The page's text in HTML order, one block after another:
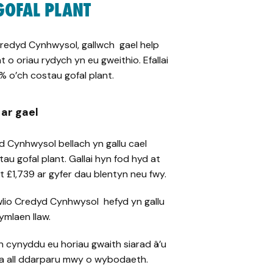
PLANT
Cynhwysol, gallwch gael help
oriau rydych yn eu gweithio. Efallai
o’ch costau gofal plant.
gael
Cynhwysol bellach yn gallu cael
gofal plant. Gallai hyn fod hyd at
£1,739 ar gyfer dau blentyn neu fwy.
Credyd Cynhwysol hefyd yn gallu
llaw.
cynyddu eu horiau gwaith siarad â’u
all ddarparu mwy o wybodaeth.